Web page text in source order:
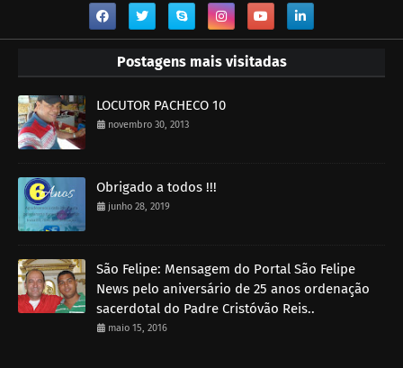
Postagens mais visitadas
LOCUTOR PACHECO 10
novembro 30, 2013
Obrigado a todos !!!
junho 28, 2019
São Felipe: Mensagem do Portal São Felipe
News pelo aniversário de 25 anos ordenação
sacerdotal do Padre Cristóvão Reis..
maio 15, 2016